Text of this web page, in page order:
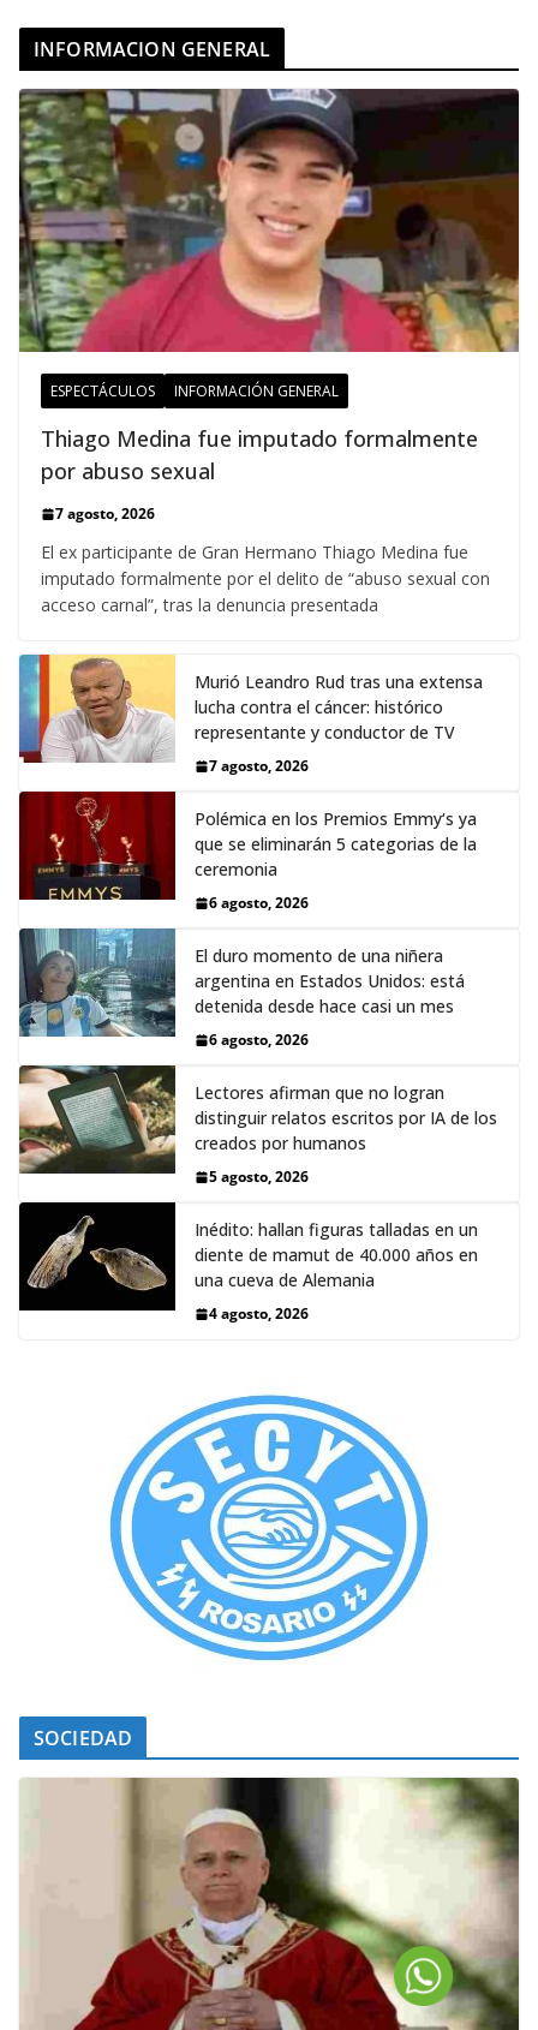
INFORMACION GENERAL
ESPECTÁCULOS INFORMACIÓN GENERAL
Thiago Medina fue imputado formalmente
por abuso sexual
7 agosto, 2026
El ex participante de Gran Hermano Thiago Medina fue
imputado formalmente por el delito de “abuso sexual con
acceso carnal”, tras la denuncia presentada
Murió Leandro Rud tras una extensa
lucha contra el cáncer: histórico
representante y conductor de TV
7 agosto, 2026
Polémica en los Premios Emmy‘s ya
que se eliminarán 5 categorias de la
ceremonia
6 agosto, 2026
El duro momento de una niñera
argentina en Estados Unidos: está
detenida desde hace casi un mes
6 agosto, 2026
Lectores afirman que no logran
distinguir relatos escritos por IA de los
creados por humanos
5 agosto, 2026
Inédito: hallan figuras talladas en un
diente de mamut de 40.000 años en
una cueva de Alemania
4 agosto, 2026
SOCIEDAD